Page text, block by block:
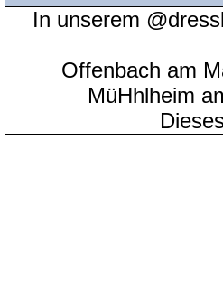
In unserem
Offenbach am
MüHhlheim